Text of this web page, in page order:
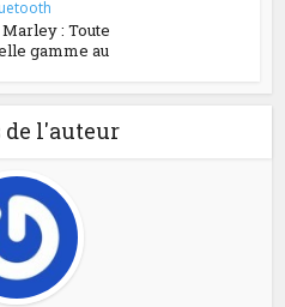
: Toute
gamme au
de l'auteur